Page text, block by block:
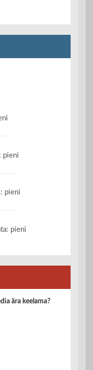
pieni
pieni
pieni
ära keelama?